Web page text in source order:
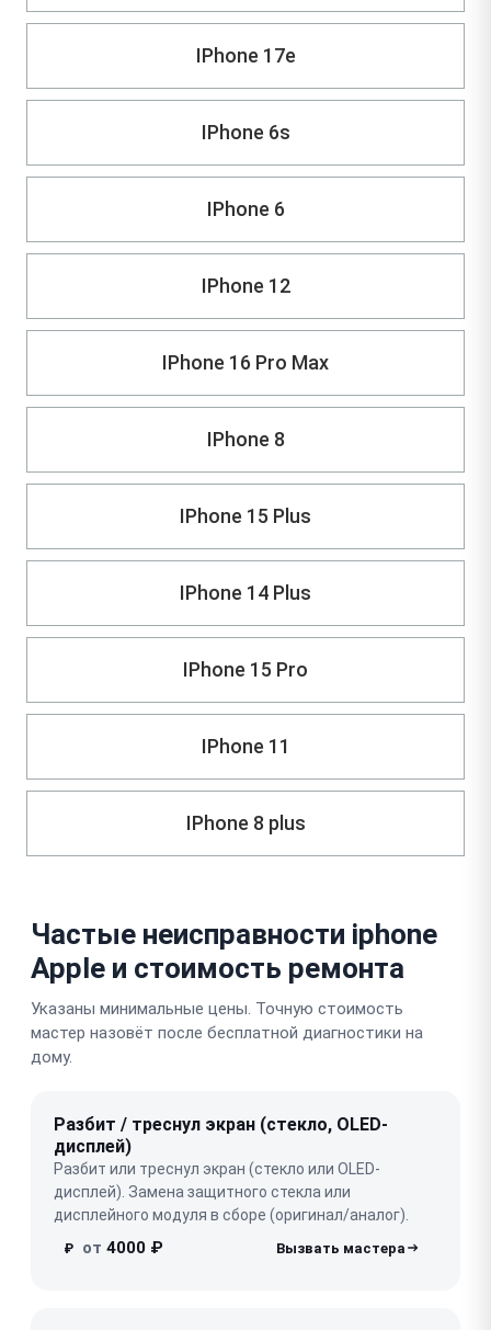
IPhone 17e
IPhone 6s
IPhone 6
IPhone 12
IPhone 16 Pro Max
IPhone 8
IPhone 15 Plus
IPhone 14 Plus
IPhone 15 Pro
IPhone 11
IPhone 8 plus
Частые неисправности iphone
Apple и стоимость ремонта
Указаны минимальные цены. Точную стоимость
мастер назовёт после бесплатной диагностики на
дому.
Разбит / треснул экран (стекло, OLED-
дисплей)
Разбит или треснул экран (стекло или OLED-
дисплей). Замена защитного стекла или
дисплейного модуля в сборе (оригинал/аналог).
₽ от 4000 ₽